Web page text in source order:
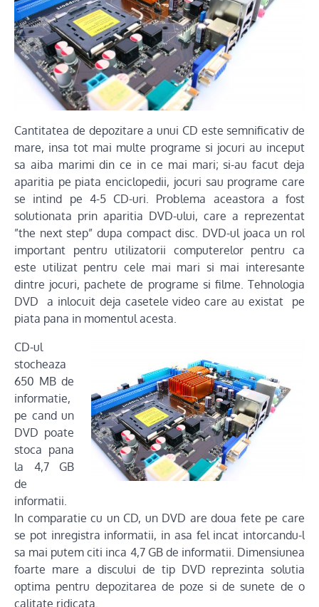
Cantitatea de depozitare a unui CD este semnificativ de
mare, insa tot mai multe programe si jocuri au inceput
sa aiba marimi din ce in ce mai mari; si-au facut deja
aparitia pe piata enciclopedii, jocuri sau programe care
se intind pe 4-5 CD-uri. Problema aceastora a fost
solutionata prin aparitia DVD-ului, care a reprezentat
”the next step” dupa compact disc. DVD-ul joaca un rol
important pentru utilizatorii computerelor pentru ca
este utilizat pentru cele mai mari si mai interesante
dintre jocuri, pachete de programe si filme. Tehnologia
DVD a inlocuit deja casetele video care au existat pe
piata pana in momentul acesta.
CD-ul
stocheaza
650 MB de
informatie,
pe cand un
DVD poate
stoca pana
la 4,7 GB
de
informatii.
In comparatie cu un CD, un DVD are doua fete pe care
se pot inregistra informatii, in asa fel incat intorcandu-l
sa mai putem citi inca 4,7 GB de informatii. Dimensiunea
foarte mare a discului de tip DVD reprezinta solutia
optima pentru depozitarea de poze si de sunete de o
calitate ridicata.